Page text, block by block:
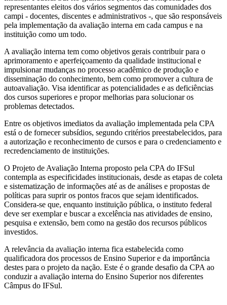
representantes eleitos dos vários segmentos das comunidades dos
campi - docentes, discentes e administrativos -, que são responsáveis
pela implementação da avaliação interna em cada campus e na
instituição como um todo.
A avaliação interna tem como objetivos gerais contribuir para o
aprimoramento e aperfeiçoamento da qualidade institucional e
impulsionar mudanças no processo acadêmico de produção e
disseminação do conhecimento, bem como promover a cultura de
autoavaliação. Visa identificar as potencialidades e as deficiências
dos cursos superiores e propor melhorias para solucionar os
problemas detectados.
Entre os objetivos imediatos da avaliação implementada pela CPA
está o de fornecer subsídios, segundo critérios preestabelecidos, para
a autorização e reconhecimento de cursos e para o credenciamento e
recredenciamento de instituições.
O Projeto de Avaliação Interna proposto pela CPA do IFSul
contempla as especificidades institucionais, desde as etapas de coleta
e sistematização de informações até as de análises e propostas de
políticas para suprir os pontos fracos que sejam identificados.
Considera-se que, enquanto instituição pública, o instituto federal
deve ser exemplar e buscar a excelência nas atividades de ensino,
pesquisa e extensão, bem como na gestão dos recursos públicos
investidos.
A relevância da avaliação interna fica estabelecida como
qualificadora dos processos de Ensino Superior e da importância
destes para o projeto da nação. Este é o grande desafio da CPA ao
conduzir a avaliação interna do Ensino Superior nos diferentes
Câmpus do IFSul.